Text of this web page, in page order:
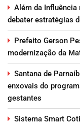
Além da
debater estratégias
Prefeito Gerson
modernização da
Santana de
enxovais do
gestantes
Sistema Smart